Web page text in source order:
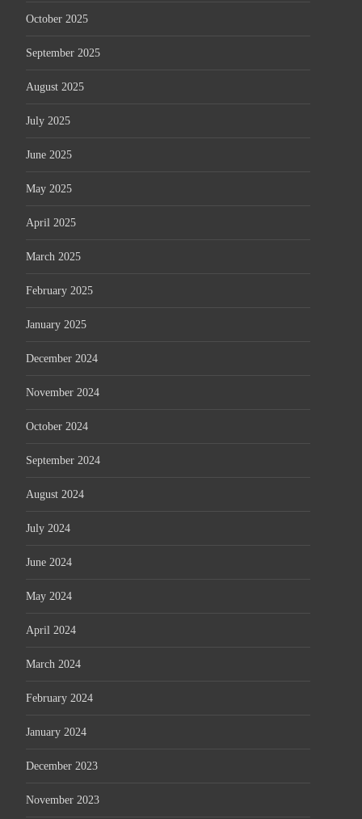
October 2025
September 2025
August 2025
July 2025
June 2025
May 2025
April 2025
March 2025
February 2025
January 2025
December 2024
November 2024
October 2024
September 2024
August 2024
July 2024
June 2024
May 2024
April 2024
March 2024
February 2024
January 2024
December 2023
November 2023